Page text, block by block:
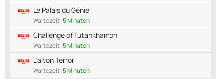
Le Palais du Génie
Wartezeit:5 Minuten
Challenge of Tutankhamon
Wartezeit:5 Minuten
Dalton Terror
Wartezeit:5 Minuten